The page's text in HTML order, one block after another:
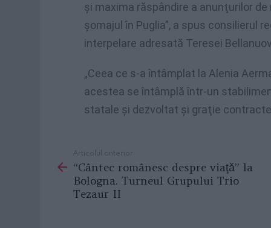
şi maxima răspândire a anunţurilor
şomajul în Puglia”, a spus consilierul
interpelare adresată Teresei
„Ceea ce s-a întâmplat la Alenia
acestea se întâmplă într-un
statale şi dezvoltat şi graţie
more
Articolul anterior
“Cântec românesc despre viaţă” la
Bologna. Turneul Grupului Trio
Tezaur II